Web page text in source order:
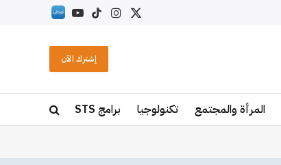
X
الانستغرام
تيكتوكيوتيوب
RSS
إشترك الآن
المرأة والمجتمع تكنولوجيا برامج STS